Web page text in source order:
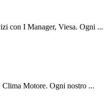
con I Manager, Viesa. Ogni ...
Motore. Ogni nostro ...